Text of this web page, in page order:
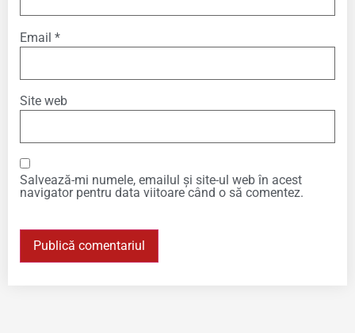
Email *
Site web
Salvează-mi numele, emailul și site-ul web în acest
navigator pentru data viitoare când o să comentez.